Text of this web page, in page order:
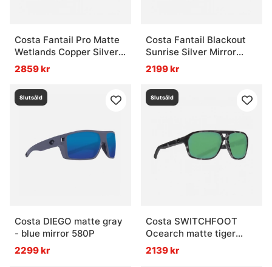
Costa Fantail Pro Matte
Wetlands Copper Silver
Mirror 580G
2859 kr
Costa Fantail Blackout
Sunrise Silver Mirror
580P
2199 kr
Slutsåld
Costa DIEGO matte gray
- blue mirror 580P
2299 kr
Slutsåld
Costa SWITCHFOOT
Ocearch matte tiger
shark - green mirror
580P
2139 kr